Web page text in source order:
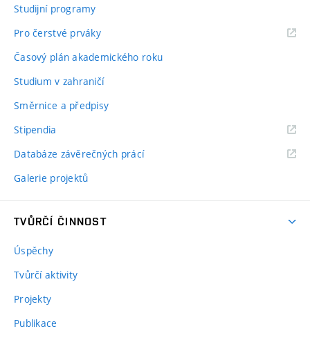
Studijní programy
Pro čerstvé prváky
Časový plán akademického roku
Studium v zahraničí
Směrnice a předpisy
Stipendia
Databáze závěrečných prácí
Galerie projektů
TVŮRČÍ ČINNOST
Úspěchy
Tvůrčí aktivity
Projekty
Publikace